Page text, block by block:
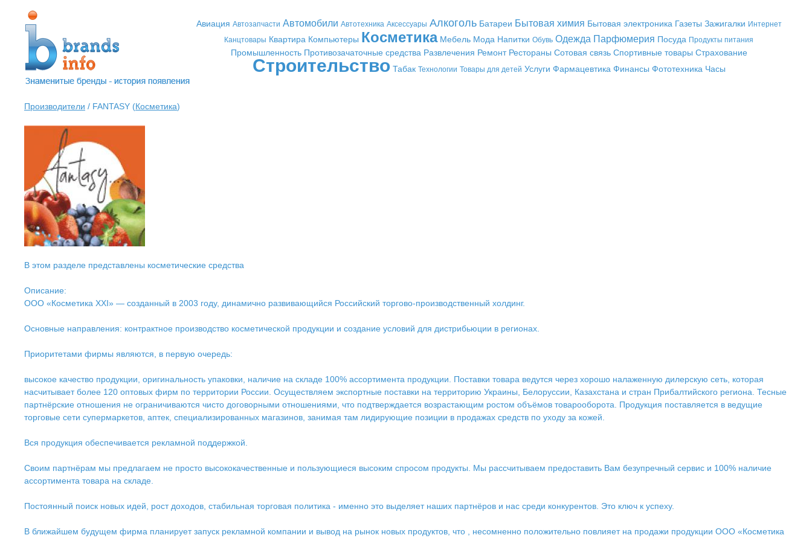
Авиация Автозапчасти Автомобили Автотехника Аксессуары Алкоголь Батареи Бытовая химия Бытовая электроника Газеты Зажигалки Интернет
Канцтовары Квартира Компьютеры Косметика Мебель Мода Напитки Обувь Одежда Парфюмерия Посуда Продукты питания
Промышленность Противозачаточные средства Развлечения Ремонт Рестораны Сотовая связь Спортивные товары Страхование
Строительство Табак Технологии Товары для детей Услуги Фармацевтика Финансы Фототехника Часы
Производители / FANTASY (Косметика)
В этом разделе представлены косметические средства
Описание:
ООО «Косметика XXI» — созданный в 2003 году, динамично развивающийся Российский торгово-производственный холдинг.
Основные направления: контрактное производство косметической продукции и создание условий для дистрибьюции в регионах.
Приоритетами фирмы являются, в первую очередь:
высокое качество продукции, оригинальность упаковки, наличие на складе 100% ассортимента продукции. Поставки товара ведутся через хорошо налаженную дилерскую сеть, которая
насчитывает более 120 оптовых фирм по территории России. Осуществляем экспортные поставки на территорию Украины, Белоруссии, Казахстана и стран Прибалтийского региона. Тесные
партнёрские отношения не ограничиваются чисто договорными отношениями, что подтверждается возрастающим ростом объёмов товарооборота. Продукция поставляется в ведущие
торговые сети супермаркетов, аптек, специализированных магазинов, занимая там лидирующие позиции в продажах средств по уходу за кожей.
Вся продукция обеспечивается рекламной поддержкой.
Своим партнёрам мы предлагаем не просто высококачественные и пользующиеся высоким спросом продукты. Мы рассчитываем предоставить Вам безупречный сервис и 100% наличие
ассортимента товара на складе.
Постоянный поиск новых идей, рост доходов, стабильная торговая политика - именно это выделяет наших партнёров и нас среди конкурентов. Это ключ к успеху.
В ближайшем будущем фирма планирует запуск рекламной компании и вывод на рынок новых продуктов, что , несомненно положительно повлияет на продажи продукции ООО «Косметика